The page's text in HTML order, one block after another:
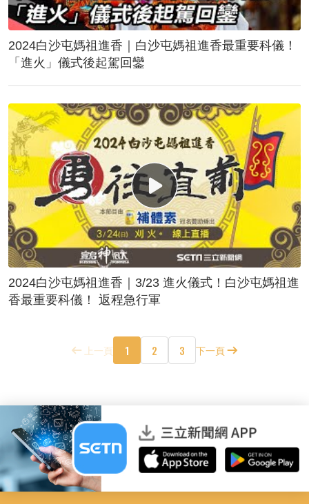
2024白沙屯媽祖進香｜白沙屯媽祖進香最重要科儀！
「進火」儀式後起駕回鑾
2024白沙屯媽祖進香｜3/23 進火儀式！白沙屯媽祖進
香最重要科儀！ 返程急行軍
上一頁 1 2 3 下一頁